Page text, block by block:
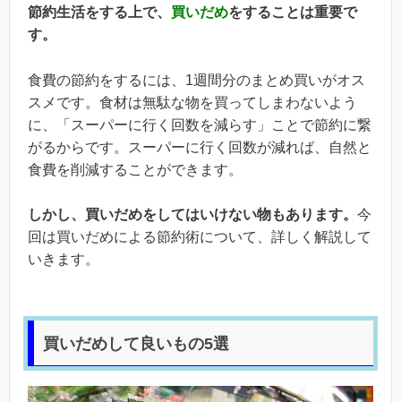
節約生活をする上で、 買いだめをすることは重要で
す。
食費の節約をするには、1週間分のまとめ買いがオス
スメです。食材は無駄な物を買ってしまわないよう
に、「スーパーに行く回数を減らす」ことで節約に繋
がるからです。スーパーに行く回数が減れば、自然と
食費を削減することができます。
しかし、買いだめをしてはいけない物もあります。 今
回は買いだめによる節約術について、詳しく解説して
いきます。
買いだめして良いもの5選